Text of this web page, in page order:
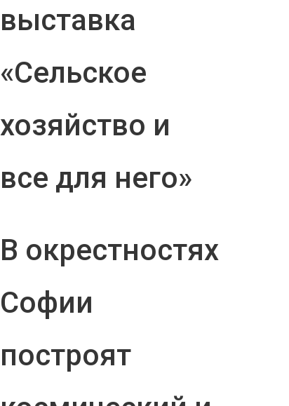
выставка
«Сельское
хозяйство и
все для него»
В окрестностях
Софии
построят